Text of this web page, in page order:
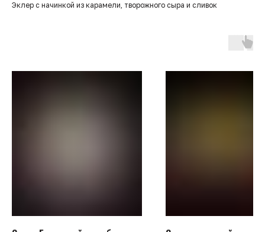
Эклер с начинкой из карамели, творожного сыра и сливок